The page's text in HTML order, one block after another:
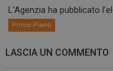
L’Agenzia ha pubblicato
Primo Piano
LASCIA UN COMMENTO